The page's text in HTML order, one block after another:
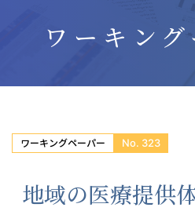
ワーキン
ワーキングペーパー No. 323
地域の医療提供